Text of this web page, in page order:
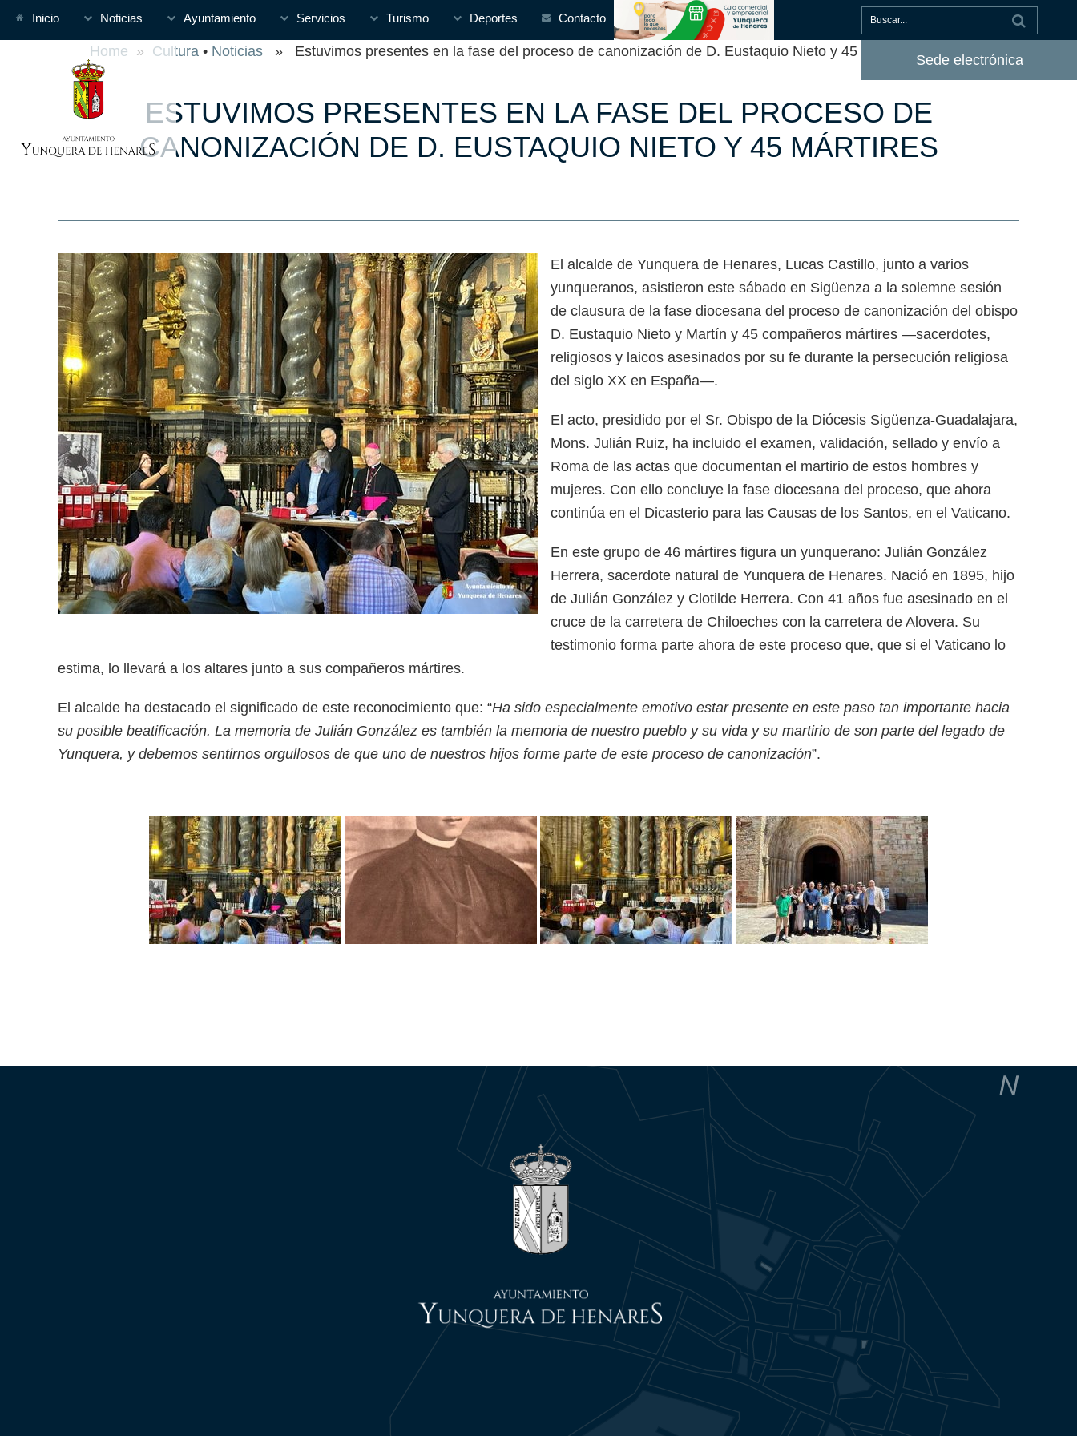
Inicio Noticias Ayuntamiento Servicios Turismo Deportes Contacto
Sede electrónica
Home » Cultura • Noticias » Estuvimos presentes en la fase del proceso de canonización de D. Eustaquio Nieto y 45 mártires
ESTUVIMOS PRESENTES EN LA FASE DEL PROCESO DE
CANONIZACIÓN DE D. EUSTAQUIO NIETO Y 45 MÁRTIRES
El alcalde de Yunquera de Henares, Lucas Castillo, junto a varios
yunqueranos, asistieron este sábado en Sigüenza a la solemne sesión
de clausura de la fase diocesana del proceso de canonización del obispo
D. Eustaquio Nieto y Martín y 45 compañeros mártires —sacerdotes,
religiosos y laicos asesinados por su fe durante la persecución religiosa
del siglo XX en España—.
El acto, presidido por el Sr. Obispo de la Diócesis Sigüenza-Guadalajara,
Mons. Julián Ruiz, ha incluido el examen, validación, sellado y envío a
Roma de las actas que documentan el martirio de estos hombres y
mujeres. Con ello concluye la fase diocesana del proceso, que ahora
continúa en el Dicasterio para las Causas de los Santos, en el Vaticano.
En este grupo de 46 mártires figura un yunquerano: Julián González
Herrera, sacerdote natural de Yunquera de Henares. Nació en 1895, hijo
de Julián González y Clotilde Herrera. Con 41 años fue asesinado en el
cruce de la carretera de Chiloeches con la carretera de Alovera. Su
testimonio forma parte ahora de este proceso que, que si el Vaticano lo
estima, lo llevará a los altares junto a sus compañeros mártires.
El alcalde ha destacado el significado de este reconocimiento que: “Ha sido especialmente emotivo estar presente en este paso tan importante hacia
su posible beatificación. La memoria de Julián González es también la memoria de nuestro pueblo y su vida y su martirio de son parte del legado de
Yunquera, y debemos sentirnos orgullosos de que uno de nuestros hijos forme parte de este proceso de canonización”.